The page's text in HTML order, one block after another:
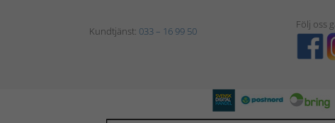
Kundtjänst: 033 – 16 99 50
Följ oss